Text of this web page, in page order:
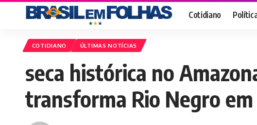
Cotidiano
COTIDIANO ÚLTIMAS NOTÍCIAS
seca histórica no
transforma Rio Negro